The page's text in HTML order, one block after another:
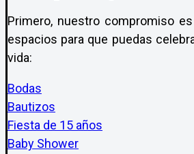
Primero, nuestro compromiso
espacios para que puedas
vida:
Bodas
Bautizos
Fiesta de 15 años
Baby Shower